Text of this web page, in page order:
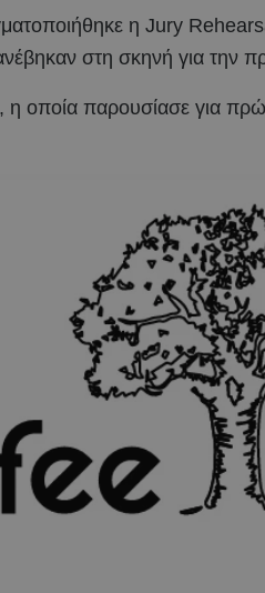
η Jury
ανέβηκαν στη σκηνή για την
οποία παρουσίασε για